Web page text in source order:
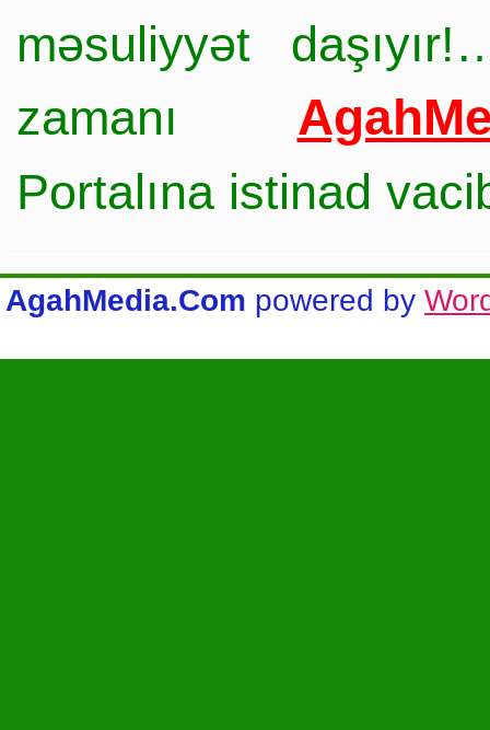
məsuliyyət
zamanı
Portalına istinad
AgahMedia.Com powered by